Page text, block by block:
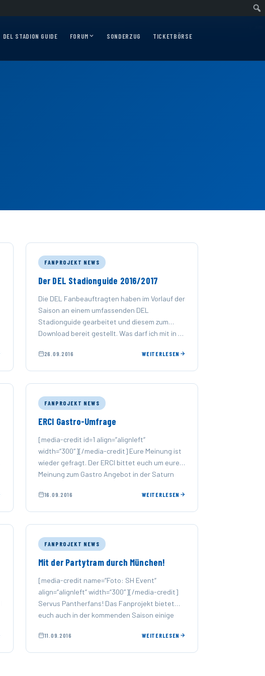
DEL STADION GUIDE FORUM SONDERZUG TICKETBÖRSE
FANPROJEKT NEWS
Der DEL Stadionguide 2016/2017
Die DEL Fanbeauftragten haben im Vorlauf der
Saison an einem umfassenden DEL
Stadionguide gearbeitet und diesem zum
Download bereit gestellt. Was darf ich mit in …
26.09.2016 WEITERLESEN
FANPROJEKT NEWS
ERCI Gastro-Umfrage
[media-credit id=1 align=“alignleft“
width=“300″][/media-credit] Eure Meinung ist
wieder gefragt. Der ERCI bittet euch um eure
Meinung zum Gastro Angebot in der Saturn
16.09.2016 WEITERLESEN
FANPROJEKT NEWS
Mit der Partytram durch München!
[media-credit name=“Foto: SH Event“
align=“alignleft“ width=“300″][/media-credit]
Servus Pantherfans! Das Fanprojekt bietet
euch auch in der kommenden Saison einige
11.09.2016 WEITERLESEN